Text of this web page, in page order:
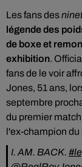
Les fans des
légende des
de boxe et
exhibition.
fans de le voir
Jones, 51 ans,
septembre
du premier
l'ex-champion du
I. AM. BACK.